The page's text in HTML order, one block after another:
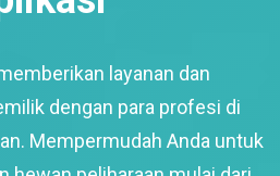
layanan dan
dengan para profesi di
Mempermudah Anda untuk